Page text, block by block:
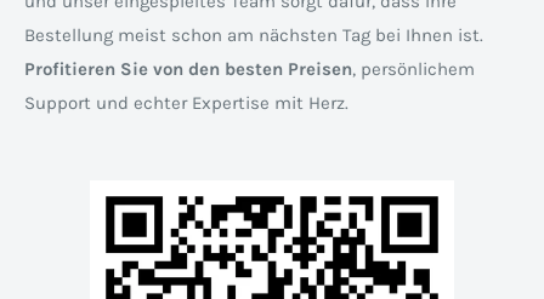
Bestellung meist schon am nächsten Tag bei Ihnen ist.
Profitieren Sie von den besten Preisen, persönlichem
Support und echter Expertise mit Herz.